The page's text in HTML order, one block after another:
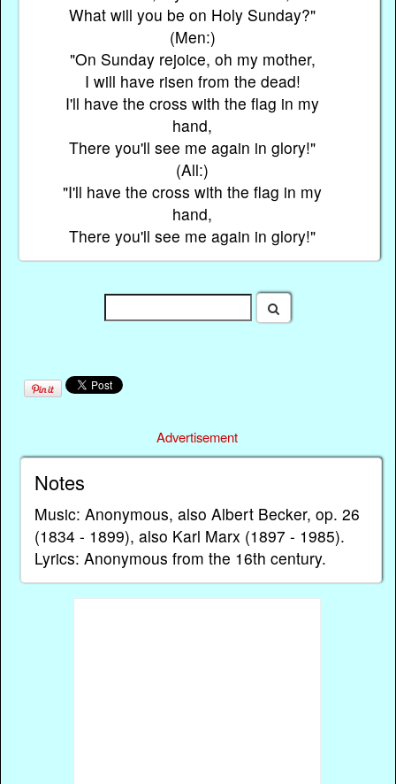
What will you be on Holy Sunday?"
(Men:)
"On Sunday rejoice, oh my mother,
I will have risen from the dead!
I'll have the cross with the flag in my
hand,
There you'll see me again in glory!"
(All:)
"I'll have the cross with the flag in my
hand,
There you'll see me again in glory!"
Advertisement
Notes
Music: Anonymous, also Albert Becker, op. 26
(1834 - 1899), also Karl Marx (1897 - 1985).
Lyrics: Anonymous from the 16th century.